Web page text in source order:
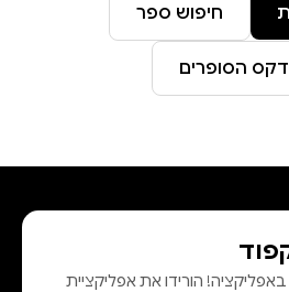
חיפוש ספר
הסופרים
הורידו את אפליקציית